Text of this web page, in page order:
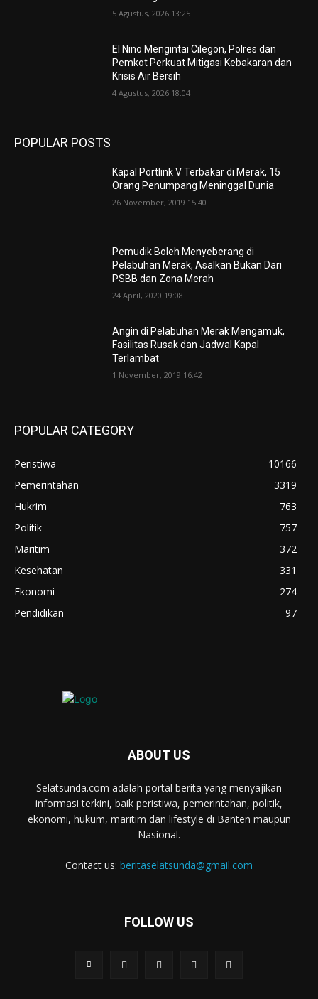
5 Agustus, 2026 13:25
El Nino Mengintai Cilegon, Polres dan
Pemkot Perkuat Mitigasi Kebakaran dan
Krisis Air Bersih
4 Agustus, 2026 18:04
POPULAR POSTS
Kapal Portlink V Terbakar di Merak, 15
Orang Penumpang Meninggal Dunia
26 November, 2019 15:40
Pemudik Boleh Menyeberang di
Pelabuhan Merak, Asalkan Bukan Dari
PSBB dan Zona Merah
24 April, 2020 19:08
Angin di Pelabuhan Merak Mengamuk,
Fasilitas Rusak dan Jadwal Kapal
Terlambat
1 November, 2019 16:42
POPULAR CATEGORY
Peristiwa
10166
Pemerintahan
3319
Hukrim
763
Politik
757
Maritim
372
Kesehatan
331
Ekonomi
274
Pendidikan
97
ABOUT US
Selatsunda.com adalah portal berita yang menyajikan
informasi terkini, baik peristiwa, pemerintahan, politik,
ekonomi, hukum, maritim dan lifestyle di Banten maupun
Nasional.
Contact us: beritaselatsunda@gmail.com
FOLLOW US